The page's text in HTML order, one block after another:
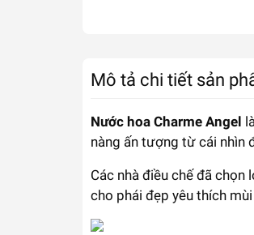
Mô tả chi tiết sản
Nước hoa Charme Angel
nàng ấn tượng từ cái nhìn
Các nhà điều chế đã
cho phái đẹp yêu thích